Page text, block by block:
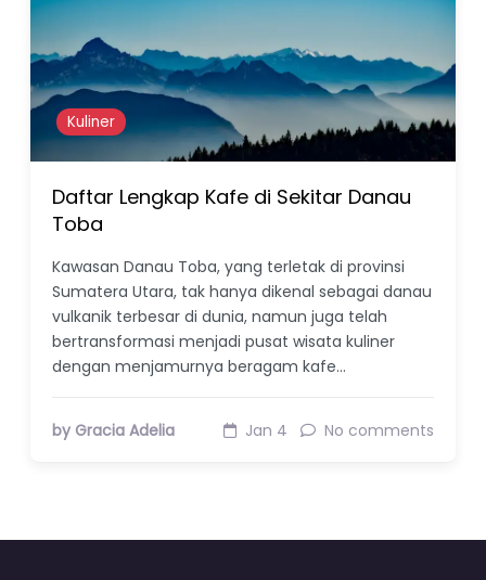
Kuliner
Daftar Lengkap Kafe di Sekitar Danau
Toba
Kawasan Danau Toba, yang terletak di provinsi
Sumatera Utara, tak hanya dikenal sebagai danau
vulkanik terbesar di dunia, namun juga telah
bertransformasi menjadi pusat wisata kuliner
dengan menjamurnya beragam kafe…
by Gracia Adelia Jan 4 No comments